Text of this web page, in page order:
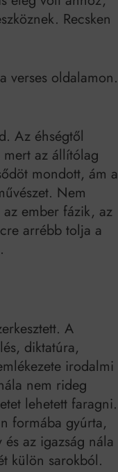
Recsken
verses oldalamon.
Az éhségtől
az állítólag
mondott, ám a
Nem
ember fázik, az
arrébb tolja a
A
diktatúra,
irodalmi
nem rideg
lehetett faragni.
formába gyúrta,
az igazság nála
külön sarokból.